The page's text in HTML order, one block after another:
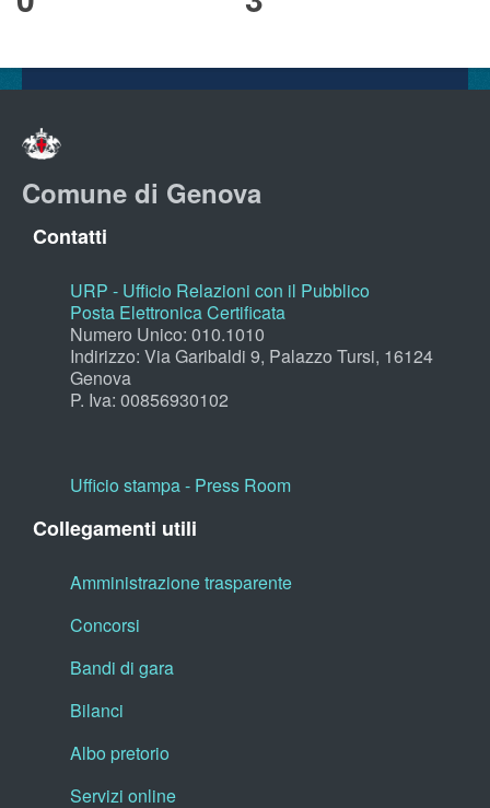
Comune di Genova
Contatti
URP - Ufficio Relazioni con il Pubblico
Posta Elettronica Certificata
Numero Unico: 010.1010
Indirizzo: Via Garibaldi 9, Palazzo Tursi, 16124
Genova
P. Iva: 00856930102
Ufficio stampa - Press Room
Collegamenti utili
Amministrazione trasparente
Concorsi
Bandi di gara
Bilanci
Albo pretorio
Servizi online